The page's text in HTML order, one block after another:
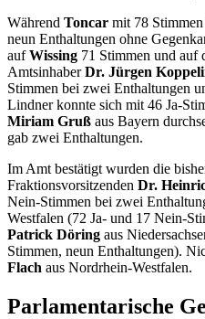
Während Toncar mit 78
neun Enthaltungen ohne
aufWissing 71 Stimmen und auf
AmtsinhaberDr. Jürgen
Stimmen bei zwei Enthaltungen
Lindner konnte sich mit 46 Ja-
Miriam Gruß aus Bayern
gab zwei Enthaltungen.
Im Amt bestätigt wurden die
Fraktionsvorsitzenden Dr.
Nein-Stimmen bei zwei
Westfalen (72 Ja- und 17 Nein-
Patrick Döring aus
Stimmen, neun Enthaltungen).
Flach aus Nordrhein-Westfalen.
Parlamentarische